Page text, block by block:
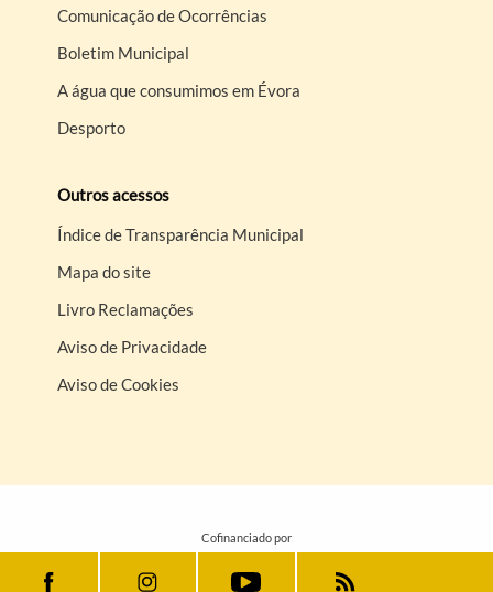
Comunicação de Ocorrências
Boletim Municipal
A água que consumimos em Évora
Desporto
Outros acessos
Índice de Transparência Municipal
Mapa do site
Livro Reclamações
Aviso de Privacidade
Aviso de Cookies
Cofinanciado por